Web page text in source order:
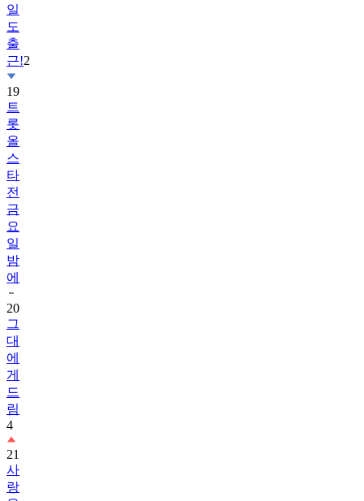
일
도
출
근!2
19
트
롯
올
스
타
전
금
요
일
밤
에
20
그
대
에
게
드
림
4
21
사
랑